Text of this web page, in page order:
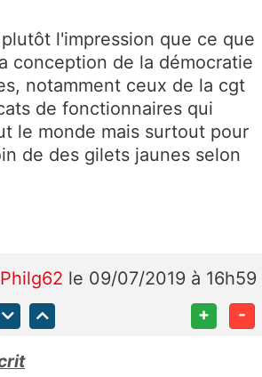
l'impression que ce que
conception de la démocratie
notamment ceux de la cgt
de fonctionnaires qui
le monde mais surtout pour
de des gilets jaunes selon
Philg62 le 09/07/2019 à 16h59
+ -